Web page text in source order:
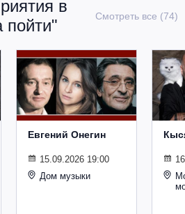
в
пойти"
Смотреть все (74)
Евгений Онегин
15.09.2026 19:00
Дом музыки